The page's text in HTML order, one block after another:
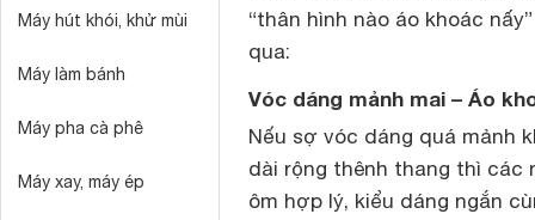
Máy hút khói, khử mùi
Máy làm bánh
Máy pha cà phê
Máy xay, máy ép
“thân hình nào áo khoác
qua:
Vóc dáng mảnh mai – Áo
Nếu sợ vóc dáng quá mảnh
dài rộng thênh thang thì các
ôm hợp lý, kiểu dáng ngắn